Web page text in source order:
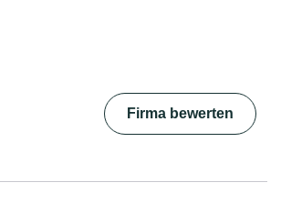
Firma bewerten